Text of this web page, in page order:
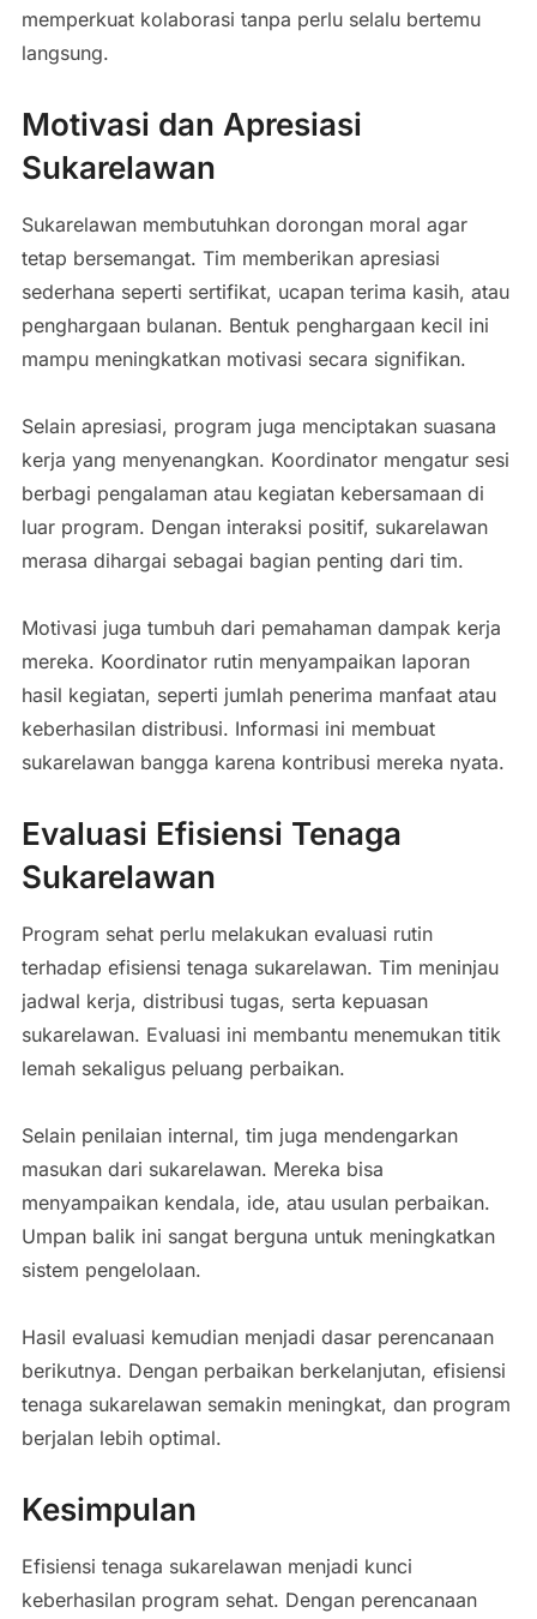
memperkuat kolaborasi tanpa perlu selalu bertemu
langsung.
Motivasi dan Apresiasi
Sukarelawan
Sukarelawan membutuhkan dorongan moral agar
tetap bersemangat. Tim memberikan apresiasi
sederhana seperti sertifikat, ucapan terima kasih, atau
penghargaan bulanan. Bentuk penghargaan kecil ini
mampu meningkatkan motivasi secara signifikan.
Selain apresiasi, program juga menciptakan suasana
kerja yang menyenangkan. Koordinator mengatur sesi
berbagi pengalaman atau kegiatan kebersamaan di
luar program. Dengan interaksi positif, sukarelawan
merasa dihargai sebagai bagian penting dari tim.
Motivasi juga tumbuh dari pemahaman dampak kerja
mereka. Koordinator rutin menyampaikan laporan
hasil kegiatan, seperti jumlah penerima manfaat atau
keberhasilan distribusi. Informasi ini membuat
sukarelawan bangga karena kontribusi mereka nyata.
Evaluasi Efisiensi Tenaga
Sukarelawan
Program sehat perlu melakukan evaluasi rutin
terhadap efisiensi tenaga sukarelawan. Tim meninjau
jadwal kerja, distribusi tugas, serta kepuasan
sukarelawan. Evaluasi ini membantu menemukan titik
lemah sekaligus peluang perbaikan.
Selain penilaian internal, tim juga mendengarkan
masukan dari sukarelawan. Mereka bisa
menyampaikan kendala, ide, atau usulan perbaikan.
Umpan balik ini sangat berguna untuk meningkatkan
sistem pengelolaan.
Hasil evaluasi kemudian menjadi dasar perencanaan
berikutnya. Dengan perbaikan berkelanjutan, efisiensi
tenaga sukarelawan semakin meningkat, dan program
berjalan lebih optimal.
Kesimpulan
Efisiensi tenaga sukarelawan menjadi kunci
keberhasilan program sehat. Dengan perencanaan